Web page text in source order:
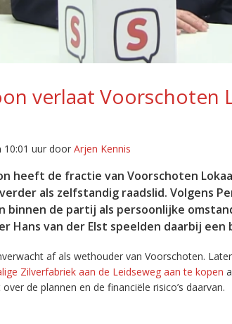
verlaat Voorschoten
10:01 uur door Arjen Kennis
heeft de fractie van Voorschoten
als zelfstandig raadslid. Volgens
binnen de partij als persoonlijke
Hans van der Elst speelden daarbij een
af als wethouder van Voorschoten.
Zilverfabriek aan de Leidseweg aan te kopen
de plannen en de financiële risico’s daarvan.